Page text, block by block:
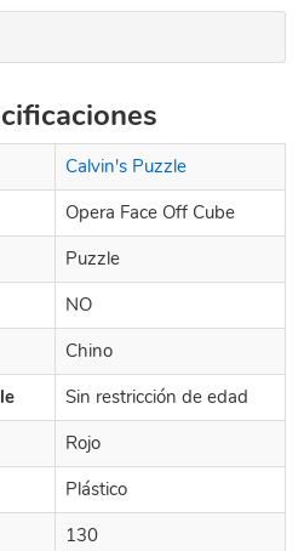
Calvin's Puzzle
Opera Face Off Cube
Puzzle
NO
Chino
Sin restricción de edad
Rojo
Plástico
130